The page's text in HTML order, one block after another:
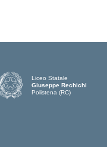
Liceo Statale
Giuseppe Rechichi
Polistena (RC)